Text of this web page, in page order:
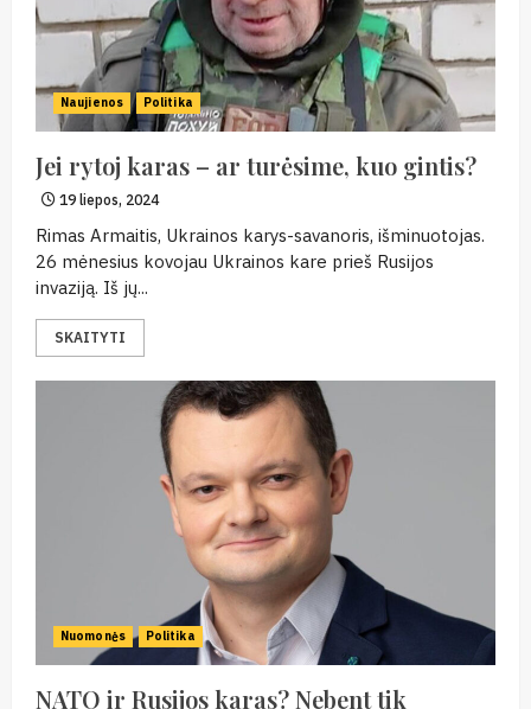
Naujienos Politika
Jei rytoj karas – ar turėsime, kuo gintis?
19 liepos, 2024
Rimas Armaitis, Ukrainos karys-savanoris, išminuotojas.
26 mėnesius kovojau Ukrainos kare prieš Rusijos
invaziją. Iš jų...
SKAITYTI
Nuomonės Politika
NATO ir Rusijos karas? Nebent tik